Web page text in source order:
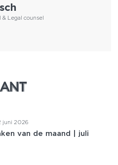
& Legal counsel
juni 2026
van de maand | juli